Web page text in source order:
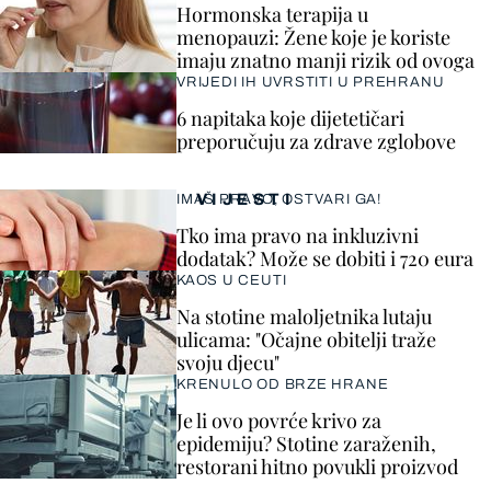
VIJESTI
IMAŠ PRAVO, OSTVARI GA!
Tko ima pravo na inkluzivni
dodatak? Može se dobiti i 720 eura
KAOS U CEUTI
Na stotine maloljetnika lutaju
ulicama: "Očajne obitelji traže
svoju djecu"
KRENULO OD BRZE HRANE
Je li ovo povrće krivo za
epidemiju? Stotine zaraženih,
restorani hitno povukli proizvod
Hormonska terapija u
menopauzi: Žene koje je koriste
imaju znatno manji rizik od ovoga
VRIJEDI IH UVRSTITI U PREHRANU
6 napitaka koje dijetetičari
preporučuju za zdrave zglobove